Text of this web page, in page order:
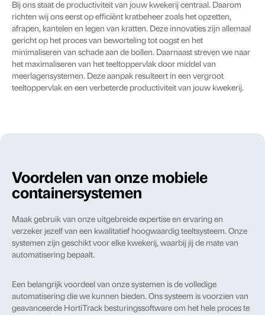
Bij ons staat de productiviteit van jouw kwekerij centraal. Daarom
richten wij ons eerst op efficiënt kratbeheer zoals het opzetten,
afrapen, kantelen en legen van kratten. Deze innovaties zijn allemaal
gericht op het proces van beworteling tot oogst en het
minimaliseren van schade aan de bollen. Daarnaast streven we naar
het maximaliseren van het teeltoppervlak door middel van
meerlagensystemen. Deze aanpak resulteert in een vergroot
teeltoppervlak en een verbeterde productiviteit van jouw kwekerij.
Voordelen van onze mobiele
containersystemen
Maak gebruik van onze uitgebreide expertise en ervaring en
verzeker jezelf van een kwalitatief hoogwaardig teeltsysteem. Onze
systemen zijn geschikt voor elke kwekerij, waarbij jij de mate van
automatisering bepaalt.
Een belangrijk voordeel van onze systemen is de volledige
automatisering die we kunnen bieden. Ons systeem is voorzien van
geavanceerde HortiTrack besturingssoftware om het hele proces te